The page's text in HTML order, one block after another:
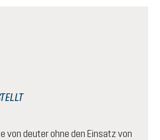
von deuter ohne den Einsatz von